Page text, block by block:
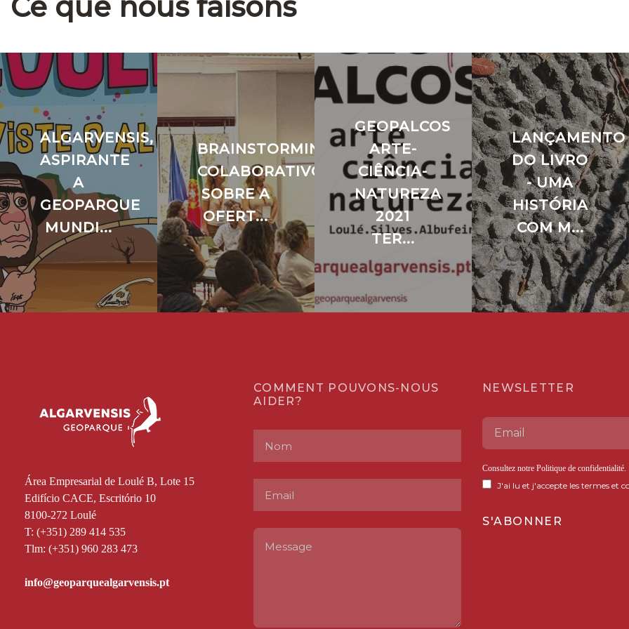
ALGARVENSIS,
ASPIRANTE
A
GEOPARQUE
MUNDI...
BRAINSTORMING
COLABORATIVO
SOBRE A
OFERT...
GEOPALCOS
ARTE-
CIÊNCIA-
NATUREZA
2021
TER...
LANÇAMENTO
DO LIVRO
- UMA
HISTÓRIA
COM M...
Área Empresarial de Loulé B, Lote 15
Edifício CACE, Escritório 10
8100-272 Loulé
T: (+351) 289 414 535
Tlm: (+351) 960 283 473
COMMENT POUVONS-NOUS
AIDER?
NEWSLETTER
Consultez notre Politique de confidentialité
J'ai lu et j'accepte les termes et